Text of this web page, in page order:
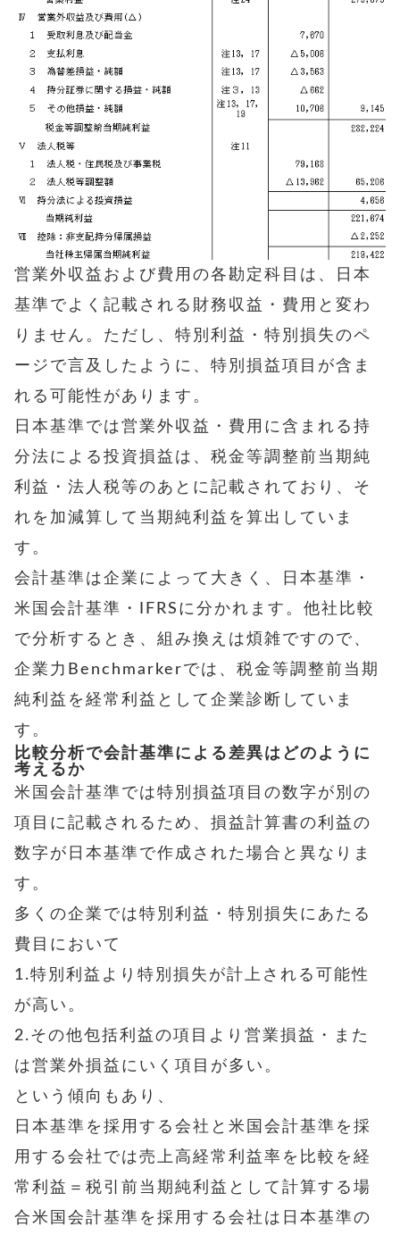
営業外収益および費用の各勘定科目は、日本
基準でよく記載される財務収益・費用と変わ
りません。ただし、特別利益・特別損失のペ
ージで言及したように、特別損益項目が含ま
れる可能性があります。
日本基準では営業外収益・費用に含まれる持
分法による投資損益は、税金等調整前当期純
利益・法人税等のあとに記載されており、そ
れを加減算して当期純利益を算出していま
す。
会計基準は企業によって大きく、日本基準・
米国会計基準・IFRSに分かれます。他社比較
で分析するとき、組み換えは煩雑ですので、
企業力Benchmarkerでは、税金等調整前当期
純利益を経常利益として企業診断していま
す。
比較分析で会計基準による差異はどのように
考えるか
米国会計基準では特別損益項目の数字が別の
項目に記載されるため、損益計算書の利益の
数字が日本基準で作成された場合と異なりま
す。
多くの企業では特別利益・特別損失にあたる
費目において
1.特別利益より特別損失が計上される可能性
が高い。
2.その他包括利益の項目より営業損益・また
は営業外損益にいく項目が多い。
という傾向もあり、
日本基準を採用する会社と米国会計基準を採
用する会社では売上高経常利益率を比較を 経
常利益＝税引前当期純利益として計算する場
合米国会計基準を採用する会社は日本基準の